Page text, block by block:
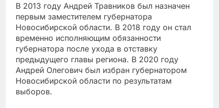
В 2013 году Андрей Травников был назначен
первым заместителем губернатора
Новосибирской области. В 2018 году он стал
временно исполняющим обязанности
губернатора после ухода в отставку
предыдущего главы региона. В 2020 году
Андрей Олегович был избран губернатором
Новосибирской области по результатам
выборов.